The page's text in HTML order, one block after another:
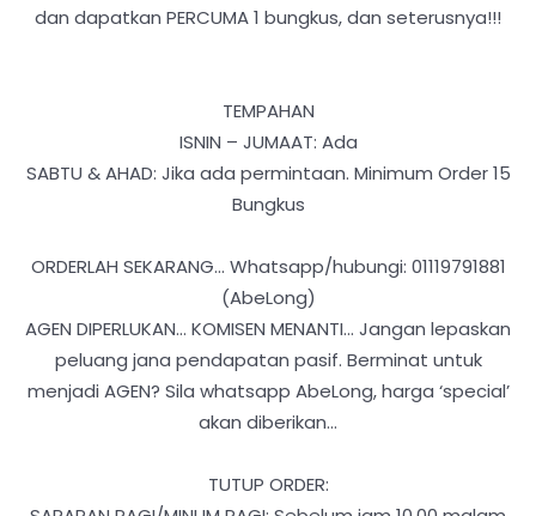
dan dapatkan PERCUMA 1 bungkus, dan seterusnya!!!
TEMPAHAN
ISNIN – JUMAAT: Ada
SABTU & AHAD: Jika ada permintaan. Minimum Order 15
Bungkus
ORDERLAH SEKARANG... Whatsapp/hubungi: 01119791881
(AbeLong)
AGEN DIPERLUKAN… KOMISEN MENANTI… Jangan lepaskan
peluang jana pendapatan pasif. Berminat untuk
menjadi AGEN? Sila whatsapp AbeLong, harga ‘special’
akan diberikan…
TUTUP ORDER: